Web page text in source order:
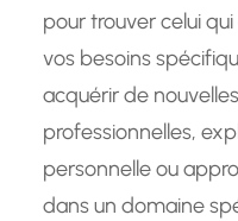
pour trouver celui
vos besoins
acquérir de
professionnelles,
personnelle ou
dans un domaine